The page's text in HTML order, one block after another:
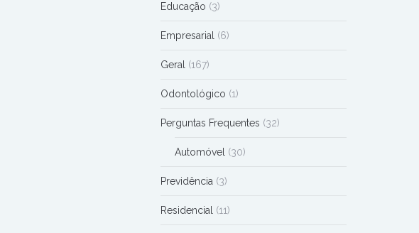
Educação (3)
Empresarial (6)
Geral (167)
Odontológico (1)
Perguntas Frequentes (32)
Automóvel (30)
Previdência (3)
Residencial (11)